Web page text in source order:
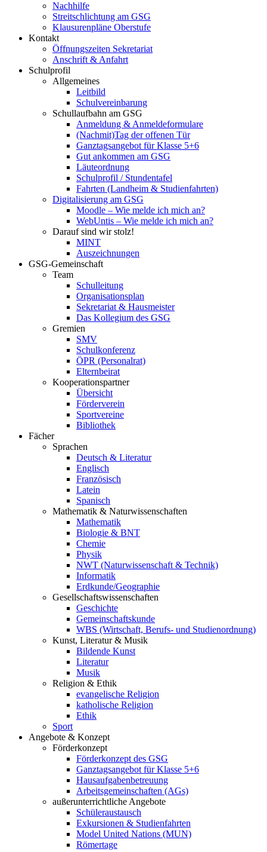
Nachhilfe
Streitschlichtung am GSG
Klausurenpläne Oberstufe
Kontakt
Öffnungszeiten Sekretariat
Anschrift & Anfahrt
Schulprofil
Allgemeines
Leitbild
Schulvereinbarung
Schullaufbahn am GSG
Anmeldung & Anmeldeformulare
(Nachmit)Tag der offenen Tür
Ganztagsangebot für Klasse 5+6
Gut ankommen am GSG
Läuteordnung
Schulprofil / Stundentafel
Fahrten (Landheim & Studienfahrten)
Digitalisierung am GSG
Moodle – Wie melde ich mich an?
WebUntis – Wie melde ich mich an?
Darauf sind wir stolz!
MINT
Auszeichnungen
GSG-Gemeinschaft
Team
Schulleitung
Organisationsplan
Sekretariat & Hausmeister
Das Kollegium des GSG
Gremien
SMV
Schulkonferenz
ÖPR (Personalrat)
Elternbeirat
Kooperationspartner
Übersicht
Förderverein
Sportvereine
Bibliothek
Fächer
Sprachen
Deutsch & Literatur
Englisch
Französisch
Latein
Spanisch
Mathematik & Naturwissenschaften
Mathematik
Biologie & BNT
Chemie
Physik
NWT (Naturwissenschaft & Technik)
Informatik
Erdkunde/Geographie
Gesellschaftswissenschaften
Geschichte
Gemeinschaftskunde
WBS (Wirtschaft, Berufs- und Studienordnung)
Kunst, Literatur & Musik
Bildende Kunst
Literatur
Musik
Religion & Ethik
evangelische Religion
katholische Religion
Ethik
Sport
Angebote & Konzept
Förderkonzept
Förderkonzept des GSG
Ganztagsangebot für Klasse 5+6
Hausaufgabenbetreuung
Arbeitsgemeinschaften (AGs)
außerunterrichtliche Angebote
Schüleraustausch
Exkursionen & Studienfahrten
Model United Nations (MUN)
Römertage